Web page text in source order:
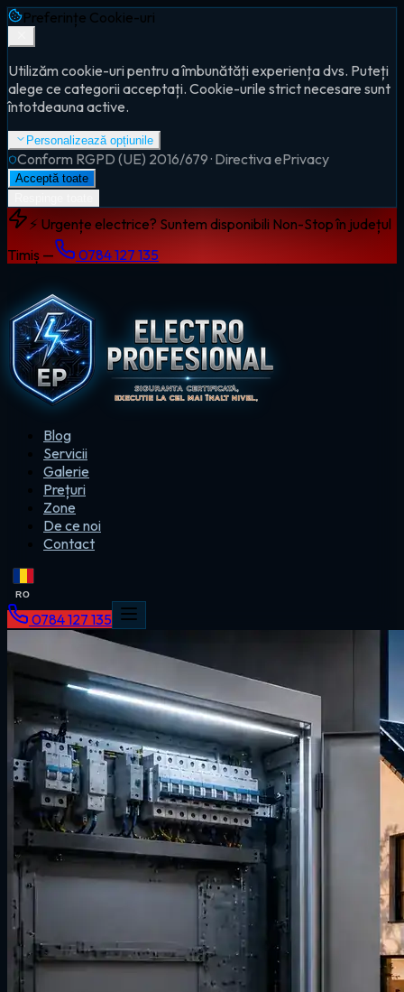
Preferințe Cookie-uri
Utilizăm cookie-uri pentru a îmbunătăți experiența dvs. Puteți
alege ce categorii acceptați. Cookie-urile strict necesare sunt
întotdeauna active.
Personalizează opțiunile
Conform RGPD (UE) 2016/679 · Directiva ePrivacy
Acceptă toate
⚡ Urgențe electrice? Suntem disponibili Non-Stop în județul
Timiș —
0784 127 135
Blog
Servicii
Galerie
Prețuri
Zone
De ce noi
Contact
RO
0784 127 135